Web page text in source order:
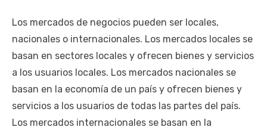
Los mercados de negocios pueden ser locales,
nacionales o internacionales. Los mercados locales se
basan en sectores locales y ofrecen bienes y servicios
a los usuarios locales. Los mercados nacionales se
basan en la economía de un país y ofrecen bienes y
servicios a los usuarios de todas las partes del país.
Los mercados internacionales se basan en la